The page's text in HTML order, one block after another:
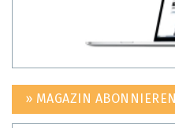
» MAGAZIN ABONNIEREN